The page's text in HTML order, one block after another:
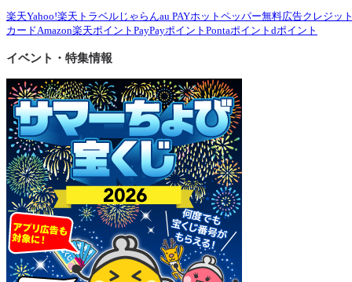
楽天Yahoo!楽天トラベル じゃらんau PAYホットペッパー無料広告クレジッ
カードAmazon楽天ポイント PayPayポイント Pontaポイント dポイント
イベント・特集情報